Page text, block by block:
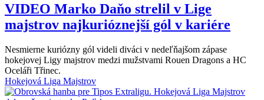
VIDEO Marko Daňo strelil v Lige
majstrov najkurióznejší gól v kariére
Nesmierne kuriózny gól videli diváci v nedeľňajšom zápase
hokejovej Ligy majstrov medzi mužstvami Rouen Dragons a HC
Oceláři Třinec.
Hokejová Liga Majstrov